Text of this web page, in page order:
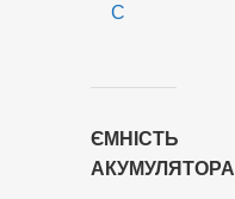
C
ЄМНІСТЬ
АКУМУЛЯТОРА